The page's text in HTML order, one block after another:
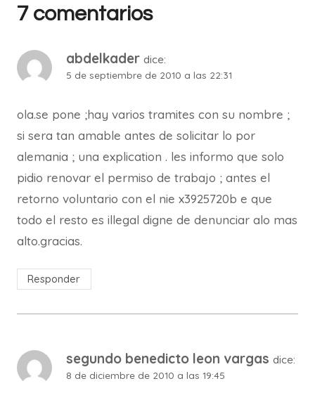
7 comentarios
abdelkader dice:
5 de septiembre de 2010 a las 22:31
ola.se pone ;hay varios tramites con su nombre ;
si sera tan amable antes de solicitar lo por
alemania ; una explication . les informo que solo
pidio renovar el permiso de trabajo ; antes el
retorno voluntario con el nie x3925720b e que
todo el resto es illegal digne de denunciar alo mas
alto.gracias.
Responder
segundo benedicto leon vargas dice:
8 de diciembre de 2010 a las 19:45